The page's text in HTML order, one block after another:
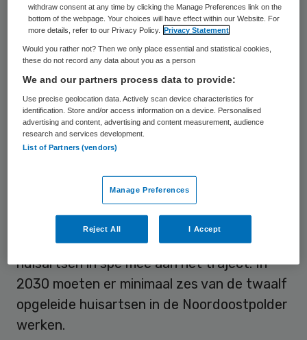
Huisartsenpraktijken, de gemeente, het
UMCG, huisartsenorganisatie Medrie en
Zilveren Kruis werken samen binnen het
project. Ook makelaars en
kinderopvangorganisaties zijn aangehaakt.
Baangarantie
Geneeskundestudenten kunnen zich bij de
alliantie aanmelden voor een opleiding met
baangarantie in diverse gemeenten. De
afgelopen twee jaar deden jaarlijks twee
huisartsen in spe mee aan het traject. In
2030 moeten er minimaal zes van de twaalf
opgeleide huisartsen in de Noordoostpolder
werken.
withdraw consent at any time by clicking the Manage Preferences link on the
bottom of the webpage. Your choices will have effect within our Website. For
more details, refer to our Privacy Policy.
Privacy Statement
Would you rather not? Then we only place essential and statistical cookies,
these do not record any data about you as a person
We and our partners process data to provide:
Use precise geolocation data. Actively scan device characteristics for
identification. Store and/or access information on a device. Personalised
advertising and content, advertising and content measurement, audience
research and services development.
List of Partners (vendors)
Manage Preferences
Reject All I Accept